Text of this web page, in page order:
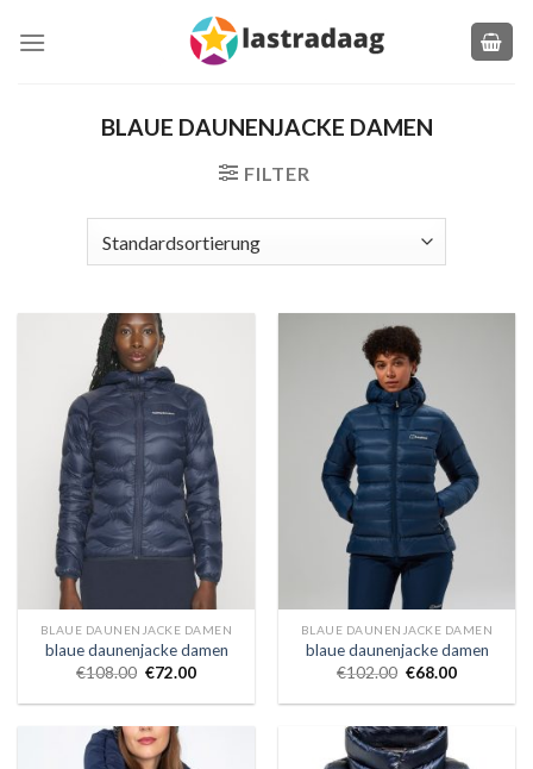
Inhalt
BLAUE DAUNENJACKE DAMEN
FILTER
BLAUE DAUNENJACKE DAMEN
blaue daunenjacke damen
€108.00 €72.00
BLAUE DAUNENJACKE DAMEN
blaue daunenjacke damen
€102.00 €68.00